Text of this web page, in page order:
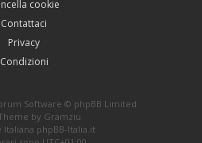
cookie
Contattaci
Privacy
Condizioni
Software © phpBB Limited
by Gramziu
Italiana phpBB-Italia.it